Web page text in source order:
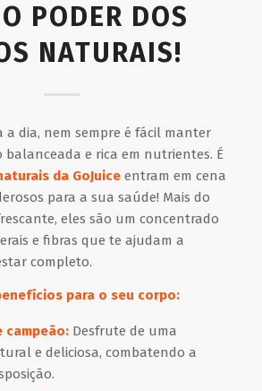
PODER DOS
NATURAIS!
a dia, nem sempre é fácil manter
e rica em nutrientes. É
da GoJuiceentram em cena
para a sua saúde! Mais do
eles são um concentrado
e fibras que te ajudam a
completo.
para o seu corpo:
campeão:Desfrute de uma
e deliciosa, combatendo a